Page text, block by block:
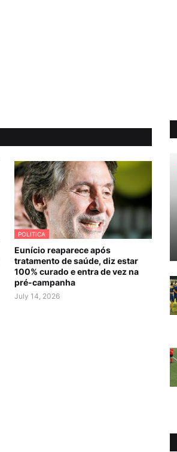
POLITICA
Eunício reaparece após
tratamento de saúde, diz estar
100% curado e entra de vez na
pré-campanha
July 14, 2026